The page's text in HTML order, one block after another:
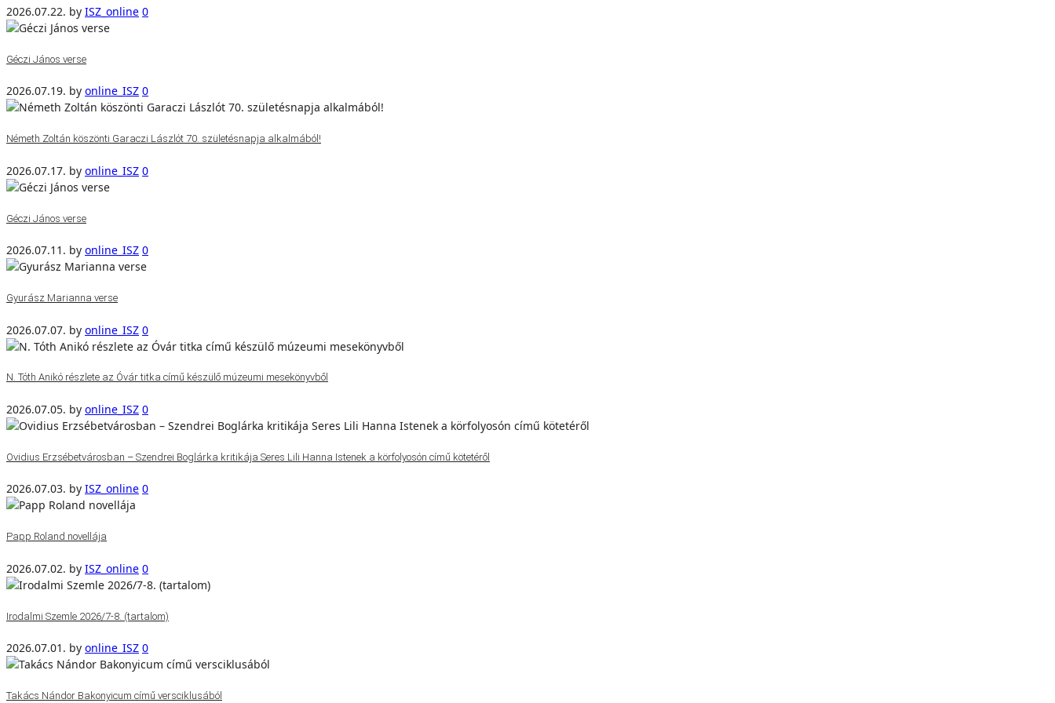
2026.07.22. by ISZ_online 0
Géczi János verse
2026.07.19. by online_ISZ 0
Németh Zoltán köszönti Garaczi Lászlót 70. születésnapja alkalmából!
2026.07.17. by online_ISZ 0
Géczi János verse
2026.07.11. by online_ISZ 0
Gyurász Marianna verse
2026.07.07. by online_ISZ 0
N. Tóth Anikó részlete az Óvár titka című készülő múzeumi mesekönyvből
2026.07.05. by online_ISZ 0
Ovidius Erzsébetvárosban – Szendrei Boglárka kritikája Seres Lili Hanna Istenek a körfolyosón című kötetéről
2026.07.03. by ISZ_online 0
Papp Roland novellája
2026.07.02. by ISZ_online 0
Irodalmi Szemle 2026/7-8. (tartalom)
2026.07.01. by online_ISZ 0
Takács Nándor Bakonyicum című versciklusából